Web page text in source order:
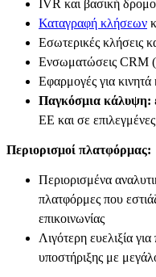
IVR και βασική
Καταγραφή κλήσεων
Εσωτερικές κλήσεις
Ενσωματώσεις CRM
Εφαρμογές για κινητά
Παγκόσμια κάλυψη:
ΕΕ και σε
Περιορισμοί πλατφόρμας:
Περιορισμένα
πλατφόρμες που
επικοινωνίας
Λιγότερη ευελιξία
υποστήριξης με